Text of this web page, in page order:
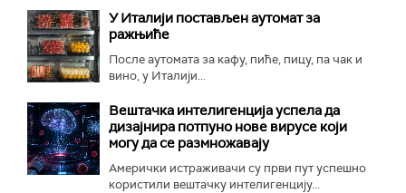
У Италији постављен аутомат за
ражњиће
После аутомата за кафу, пиће, пицу, па чак и
вино, у Италији...
Вештачка интелигенција успела да
дизајнира потпуно нове вирусе који
могу да се размножавају
Амерички истраживачи су први пут успешно
користили вештачку интелигенцију...